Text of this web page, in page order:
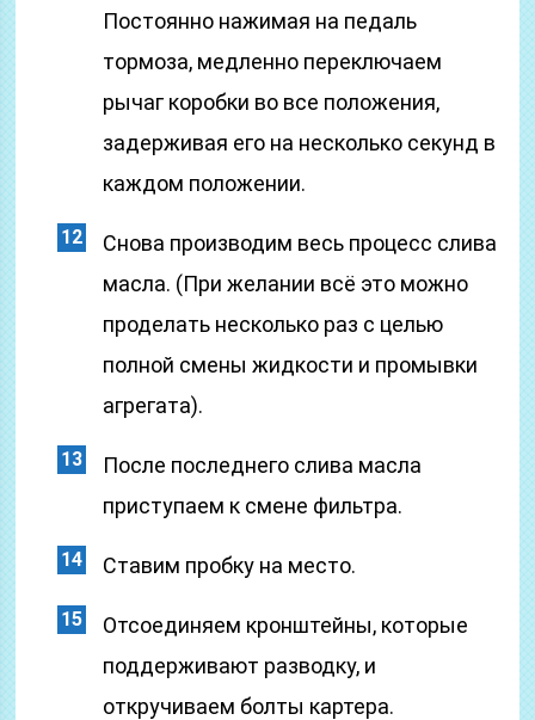
Постоянно нажимая на педаль
тормоза, медленно переключаем
рычаг коробки во все положения,
задерживая его на несколько секунд в
каждом положении.
Снова производим весь процесс слива
масла. (При желании всё это можно
проделать несколько раз с целью
полной смены жидкости и промывки
агрегата).
После последнего слива масла
приступаем к смене фильтра.
Ставим пробку на место.
Отсоединяем кронштейны, которые
поддерживают разводку, и
откручиваем болты картера.